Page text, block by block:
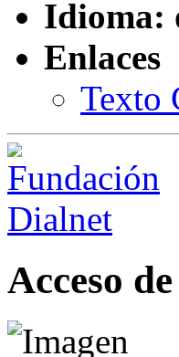
Idioma:
Enlaces
Texto
Acceso